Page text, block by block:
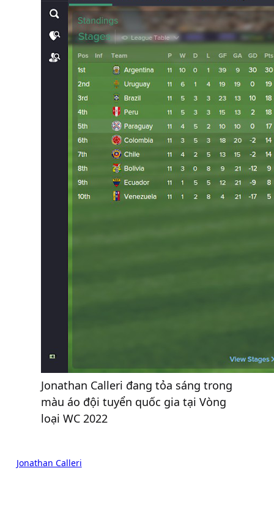
Jonathan Calleri đang tỏa sáng trong
màu áo đội tuyển quốc gia tại Vòng
loại WC 2022
Jonathan Calleri